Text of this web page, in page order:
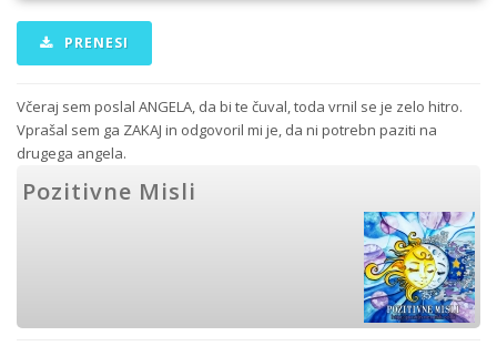
PRENESI
Včeraj sem poslal ANGELA, da bi te čuval, toda vrnil se je zelo hitro.
Vprašal sem ga ZAKAJ in odgovoril mi je, da ni potrebn paziti na
drugega angela.
Pozitivne Misli